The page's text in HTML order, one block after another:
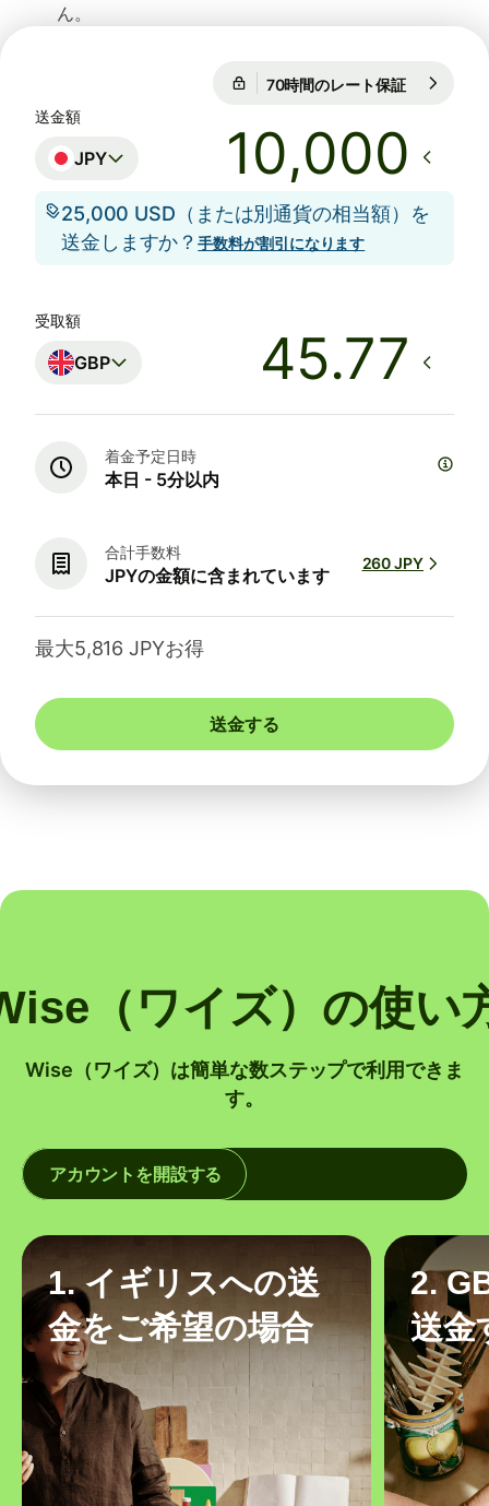
ん。
70時間のレート保証
送金額
JPY
25,000 USD（または別通貨の相当額）を
送金しますか？手数料が割引になります
受取額
GBP
着金予定日時
本日 - 5分以内
合計手数料
JPYの金額に含まれています
260 JPY
最大5,816 JPYお得
送金する
（ワイズ）の使い
Wise（ワイズ）は簡単な数ステップで利用できま
す。
アカウントを開設する
1. イギリスへの送
金をご希望の場合
2.
送金